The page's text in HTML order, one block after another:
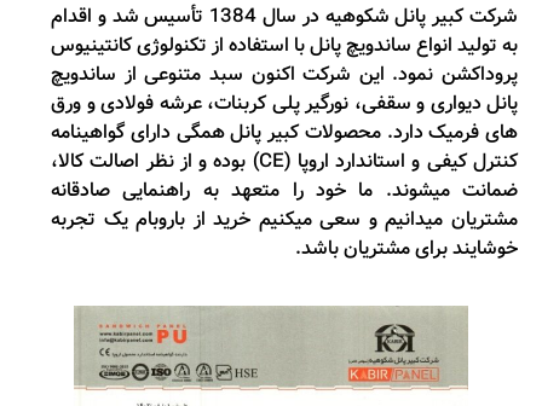
شرکت کبیر پانل شکوهیه در سال 1384 تأسیس شد و اقدام
به تولید انواع ساندویچ پانل با استفاده از تکنولوژی کانتینیوس
پروداکشن نمود. این شرکت اکنون سبد متنوعی از ساندویچ
پانل دیواری و سقفی، نورگیر پلی کربنات، عرشه فولادی و ورق
های فرمیک دارد. محصولات کبیر پانل همگی دارای گواهینامه
کنترل کیفی و استاندارد اروپا (CE) بوده و از نظر اصالت کالا،
ضمانت میشوند. ما خود را متعهد به راهنمایی صادقانه
مشتریان میدانیم و سعی میکنیم خرید از باروبام یک تجربه
خوشایند برای مشتریان باشد.